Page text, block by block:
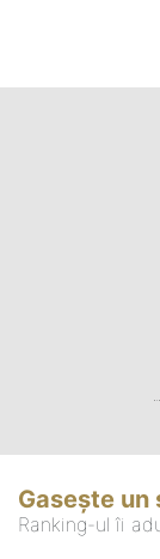
Gasește un
Ranking-ul îi